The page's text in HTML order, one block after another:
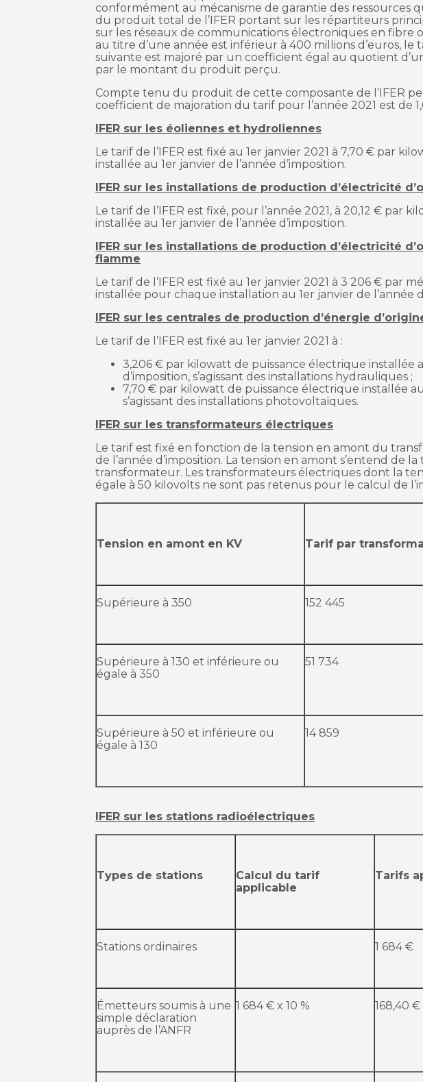
conformément au mécanisme de garantie des ressources
du produit total de l’IFER portant sur les répartiteurs
sur les réseaux de communications électroniques en fibre
au titre d’une année est inférieur à 400 millions d’euros, le
suivante est majoré par un coefficient égal au quotient
par le montant du produit perçu.
Compte tenu du produit de cette composante de l’IFER
coefficient de majoration du tarif pour l’année 2021 est de
IFER sur les éoliennes et hydroliennes
Le tarif de l’IFER est fixé au 1er janvier 2021 à 7,70 € par
installée au 1er janvier de l’année d’imposition.
IFER sur les installations de production d’électricité
Le tarif de l’IFER est fixé, pour l’année 2021, à 20,12 € par
installée au 1er janvier de l’année d’imposition.
IFER sur les installations de production d’électricité
flamme
Le tarif de l’IFER est fixé au 1er janvier 2021 à 3 206 € par
installée pour chaque installation au 1er janvier de l’année
IFER sur les centrales de production d’énergie
Le tarif de l’IFER est fixé au 1er janvier 2021 à :
3,206 € par kilowatt de puissance électrique installée
d’imposition, s’agissant des installations hydrauliques ;
7,70 € par kilowatt de puissance électrique installée au
s’agissant des installations photovoltaïques.
IFER sur les transformateurs électriques
Le tarif est fixé en fonction de la tension en amont du
de l’année d’imposition. La tension en amont s’entend de
transformateur. Les transformateurs électriques dont la
égale à 50 kilovolts ne sont pas retenus pour le calcul de
Tension en amont en KV Tarif par
Supérieure à 350 152 445
Supérieure à 130 et inférieure ou
égale à 350
51 734
Supérieure à 50 et inférieure ou
égale à 130
14 859
IFER sur les stations radioélectriques
Types de stations
Calcul du tarif
applicable
Tarifs
Stations ordinaires 1 684 €
Émetteurs soumis à une
simple déclaration
auprès de l’ANFR
1 684 € x 10 % 168,40 €